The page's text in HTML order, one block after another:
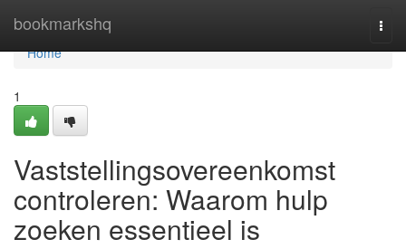
bookmarkshq
Home
Home
1
Vaststellingsovereenkomst
controleren: Waarom hulp
zoeken essentieel is